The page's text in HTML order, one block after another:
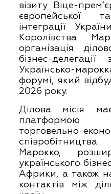
візиту Віце-
європейської
інтеграції
Королівства
організація
бізнес-
Українсько-
форумі, який
2026 року.
Ділова місія
платформою
торговельно-
Марокко,
українського
Африки, а також
контактів між